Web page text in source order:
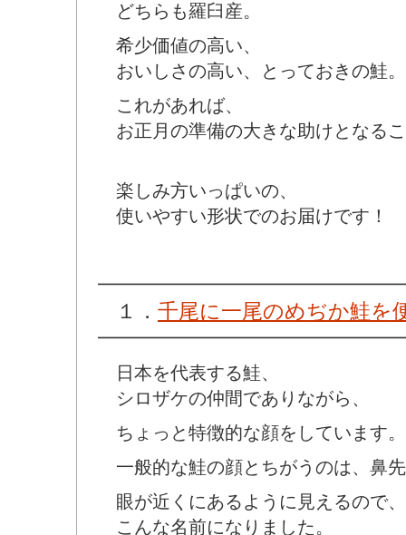
どちらも羅臼産。
希少価値の高い、
おいしさの高い、とっておきの鮭。
これがあれば、
お正月の準備の大きな助けとなる
楽しみ方いっぱいの、
使いやすい形状でのお届けです！
１． 千尾に一尾のめぢか鮭を
日本を代表する鮭、
シロザケの仲間でありながら、
ちょっと特徴的な顔をしています。
一般的な鮭の顔とちがうのは、鼻
眼が近くにあるように見えるので、
こんな名前になりました。